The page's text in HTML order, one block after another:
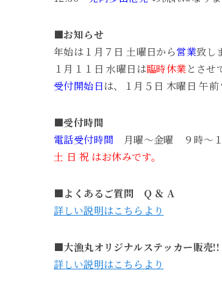
■お知らせ
年始は１月７日 土曜日から営業致し
１月１１日 水曜日は臨時休業とさせ
受付開始日は、１月５日 木曜日 午前
■受付時間
電話受付時間 月曜～金曜 ９時～
土 日 祝 はお休みです。
■よくあるご質問 Q ＆ A
詳しい説明はこちらより
■大漁丸オリジナルステッカー販売!!
詳しい説明はこちらより